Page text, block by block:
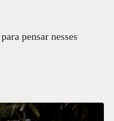
pensar nesses